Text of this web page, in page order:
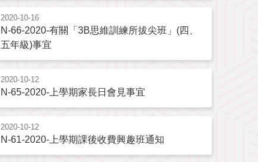
2020-10-16
N-66-2020-有關「3B思維訓練所拔尖班」(四、
五年級)事宜
2020-10-12
N-65-2020-上學期家長日會見事宜
2020-10-12
N-61-2020-上學期課後收費興趣班通知